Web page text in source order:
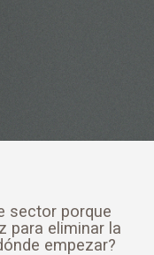
sector porque
para eliminar la
empezar?